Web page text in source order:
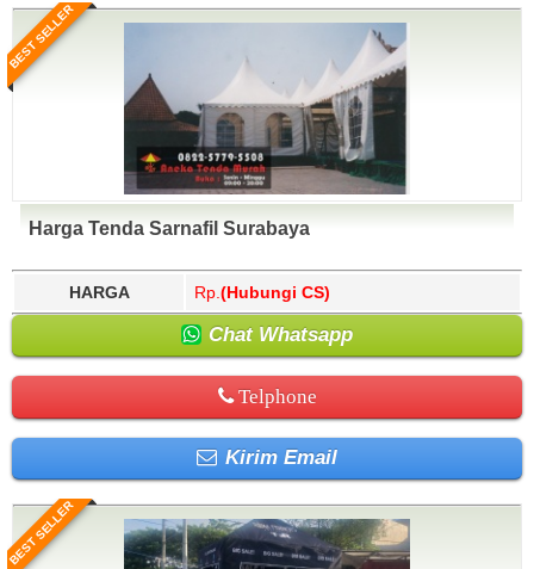
BEST SELLER
Harga Tenda Sarnafil Surabaya
HARGA Rp. (Hubungi CS)
Chat Whatsapp
Telphone
Kirim Email
BEST SELLER